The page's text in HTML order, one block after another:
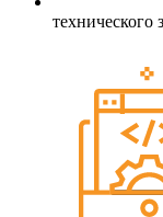
технического